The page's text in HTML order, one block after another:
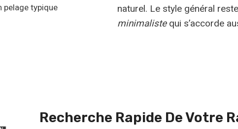
pelage typique
naturel. Le style général
minimalistequi s’accorde
Recherche Rapide De Votre